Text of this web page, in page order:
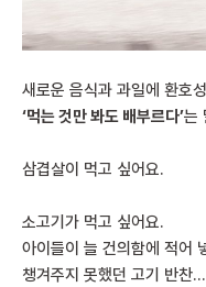
새로운 음식과 과일에 환호
‘먹는 것만 봐도 배부르다’는
삼겹살이 먹고 싶어요.
소고기가 먹고 싶어요.
아이들이 늘 건의함에 적어
챙겨주지 못했던 고기 반찬